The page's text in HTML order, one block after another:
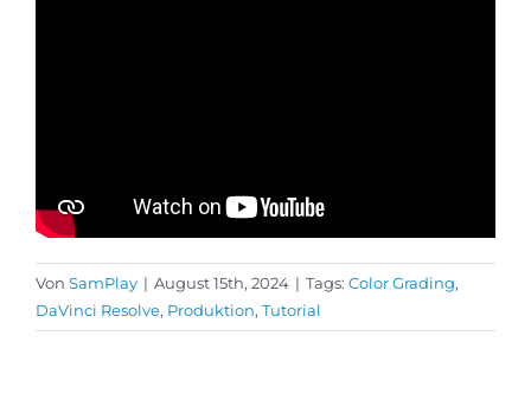
Von SamPlay | August 15th, 2024 | Tags: Color Grading,
DaVinci Resolve, Produktion, Tutorial